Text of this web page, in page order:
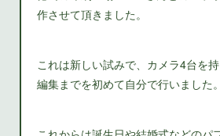
作させて頂きました。
これは新しい試みで、カメラ4台を
編集までを初めて自分で行いました。